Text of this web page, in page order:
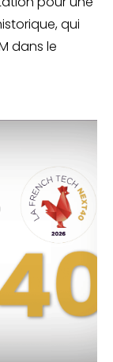
qui
dans le